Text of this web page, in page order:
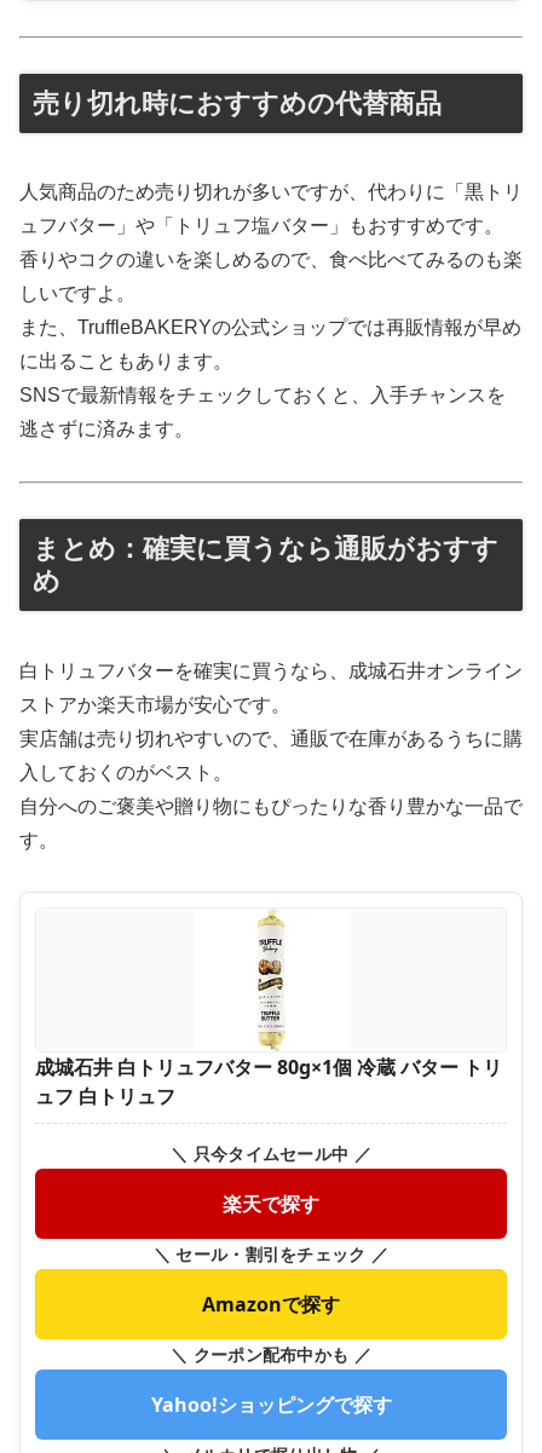
売り切れ時におすすめの代替商品
人気商品のため売り切れが多いですが、代わりに「黒トリ
ュフバター」や「トリュフ塩バター」もおすすめです。
香りやコクの違いを楽しめるので、食べ比べてみるのも楽
しいですよ。
また、TruffleBAKERYの公式ショップでは再販情報が早め
に出ることもあります。
SNSで最新情報をチェックしておくと、入手チャンスを
逃さずに済みます。
まとめ：確実に買うなら通販がおすす
め
白トリュフバターを確実に買うなら、成城石井オンライン
ストアか楽天市場が安心です。
実店舗は売り切れやすいので、通販で在庫があるうちに購
入しておくのがベスト。
自分へのご褒美や贈り物にもぴったりな香り豊かな一品で
す。
成城石井 白トリュフバター 80g×1個 冷蔵 バター トリ
ュフ 白トリュフ
＼ 只今タイムセール中 ／
楽天で探す
＼ セール・割引をチェック ／
Amazonで探す
＼ クーポン配布中かも ／
Yahoo!ショッピングで探す